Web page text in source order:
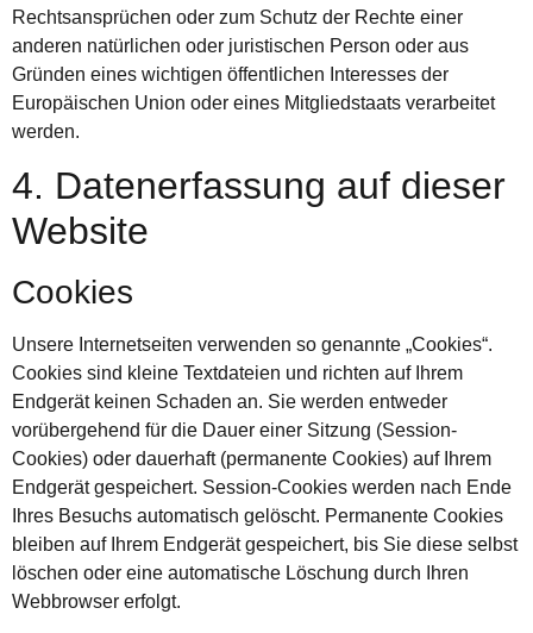
Rechtsansprüchen oder zum Schutz der Rechte einer
anderen natürlichen oder juristischen Person oder aus
Gründen eines wichtigen öffentlichen Interesses der
Europäischen Union oder eines Mitgliedstaats verarbeitet
werden.
4. Datenerfassung auf dieser
Website
Cookies
Unsere Internetseiten verwenden so genannte „Cookies“.
Cookies sind kleine Textdateien und richten auf Ihrem
Endgerät keinen Schaden an. Sie werden entweder
vorübergehend für die Dauer einer Sitzung (Session-
Cookies) oder dauerhaft (permanente Cookies) auf Ihrem
Endgerät gespeichert. Session-Cookies werden nach Ende
Ihres Besuchs automatisch gelöscht. Permanente Cookies
bleiben auf Ihrem Endgerät gespeichert, bis Sie diese selbst
löschen oder eine automatische Löschung durch Ihren
Webbrowser erfolgt.